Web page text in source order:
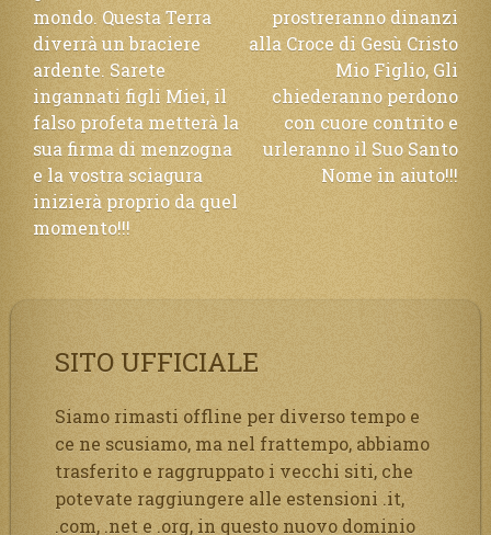
mondo. Questa Terra
diverrà un braciere
ardente. Sarete
ingannati figli Miei, il
falso profeta metterà la
sua firma di menzogna
e la vostra sciagura
inizierà proprio da quel
momento!!!
prostreranno dinanzi
alla Croce di Gesù Cristo
Mio Figlio, Gli
chiederanno perdono
con cuore contrito e
urleranno il Suo Santo
Nome in aiuto!!!
SITO UFFICIALE
Siamo rimasti offline per diverso tempo e
ce ne scusiamo, ma nel frattempo, abbiamo
trasferito e raggruppato i vecchi siti, che
potevate raggiungere alle estensioni .it,
.com, .net e .org, in questo nuovo dominio